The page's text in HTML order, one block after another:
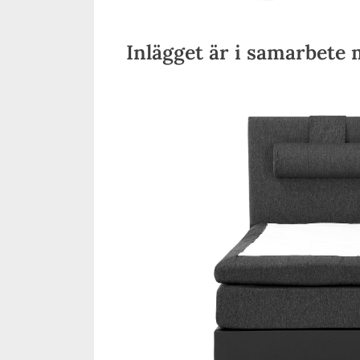
Inlägget är i samarbete